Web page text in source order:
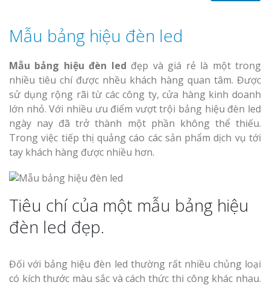
Mẫu bảng hiệu đèn led
Mẫu bảng hiệu đèn led đẹp và giá rẻ là một trong
nhiều tiêu chí được nhều khách hàng quan tâm. Được
sử dụng rộng rãi từ các công ty, cửa hàng kinh doanh
lớn nhỏ. Với nhiều ưu điểm vượt trội bảng hiệu đèn led
ngày nay đã trở thành một phần không thể thiếu.
Trong việc tiếp thị quảng cáo các sản phẩm dịch vụ tới
tay khách hàng được nhiều hơn.
Tiêu chí của một mẫu bảng hiệu
đèn led đẹp.
Đối với bảng hiệu đèn led thường rất nhiều chủng loại
có kích thước màu sắc và cách thức thi công khác nhau.